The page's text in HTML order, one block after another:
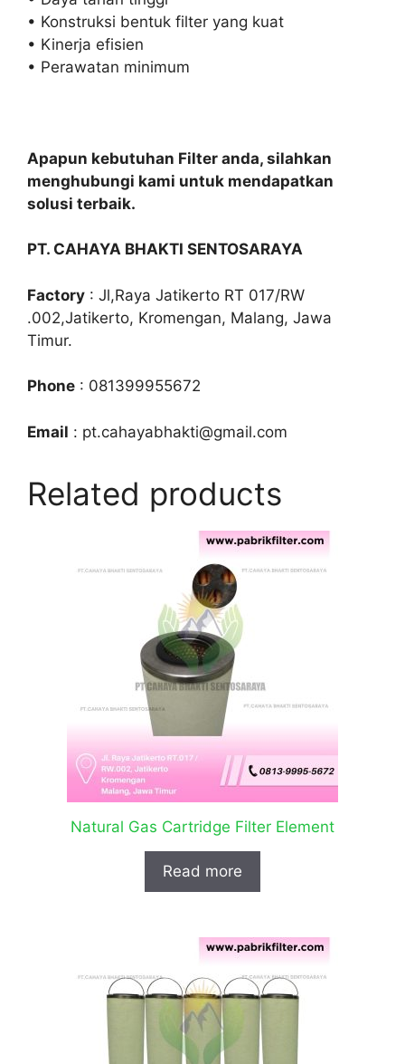
• Konstruksi bentuk filter yang kuat
• Kinerja efisien
• Perawatan minimum
Apapun kebutuhan Filter anda, silahkan
menghubungi kami untuk mendapatkan
solusi terbaik.
PT. CAHAYA BHAKTI SENTOSARAYA
Factory : Jl,Raya Jatikerto RT 017/RW
.002,Jatikerto, Kromengan, Malang, Jawa
Timur.
Phone : 081399955672
Email : pt.cahayabhakti@gmail.com
Related products
Natural Gas Cartridge Filter Element
Read more